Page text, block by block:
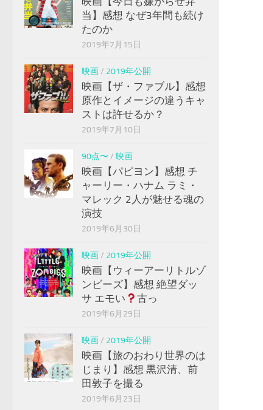
当】感想 なぜ3年間も続け
たのか
2019年7月15日
映画/ 2019年公開
映画【ザ・ファブル】感想
原作とイメージの違うキャ
ストは許せるか？
2019年7月10日
90点〜 / 映画
映画【パピヨン】感想 チ
ャーリー・ハナム ラミ・
マレック 2人が魅せる魂の
演技
2019年6月30日
映画/ 2019年公開
映画【ウィーアーリトルゾ
ンビーズ】感想 絶望ダッ
サ エモい
古っ
2019年6月29日
映画/ 2019年公開
映画【旅のおわり世界のは
じまり】感想 黒沢清、前
田敦子を撮る
2019年6月23日